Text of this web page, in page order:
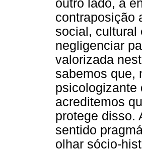
outro lado, a
contraposição
social, cultural
negligenciar
valorizada
sabemos que,
psicologizante
acreditemos
protege disso.
sentido
olhar sócio-